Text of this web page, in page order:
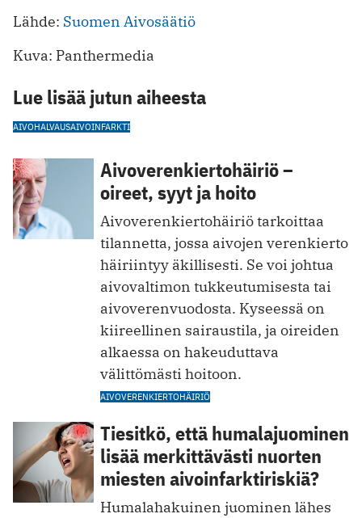
Lähde: Suomen Aivosäätiö
Kuva: Panthermedia
Lue lisää jutun aiheesta
AIVOHALVAUSAIVOINFARKTI
Aivoverenkiertohäiriö –
oireet, syyt ja hoito
Aivoverenkiertohäiriö tarkoittaa
tilannetta, jossa aivojen verenkierto
häiriintyy äkillisesti. Se voi johtua
aivovaltimon tukkeutumisesta tai
aivoverenvuodosta. Kyseessä on
kiireellinen sairaustila, ja oireiden
alkaessa on hakeuduttava
välittömästi hoitoon.
AIVOVERENKIERTOHÄIRIÖ
Tiesitkö, että humalajuominen
lisää merkittävästi nuorten
miesten aivoinfarktiriskiä?
Humalahakuinen juominen lähes